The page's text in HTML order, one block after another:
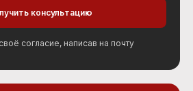
согласие, написав на почту